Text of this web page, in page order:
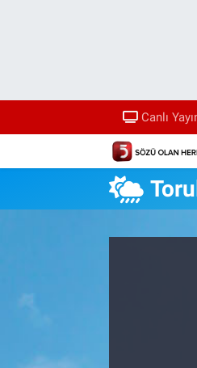
Canlı
Yayın Akışı
TV 5 Ekranı ve Arşiv